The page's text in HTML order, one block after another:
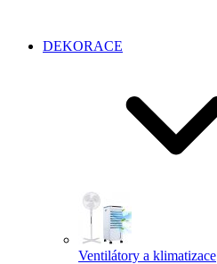
DEKORACE
Ventilátory a klimatizace